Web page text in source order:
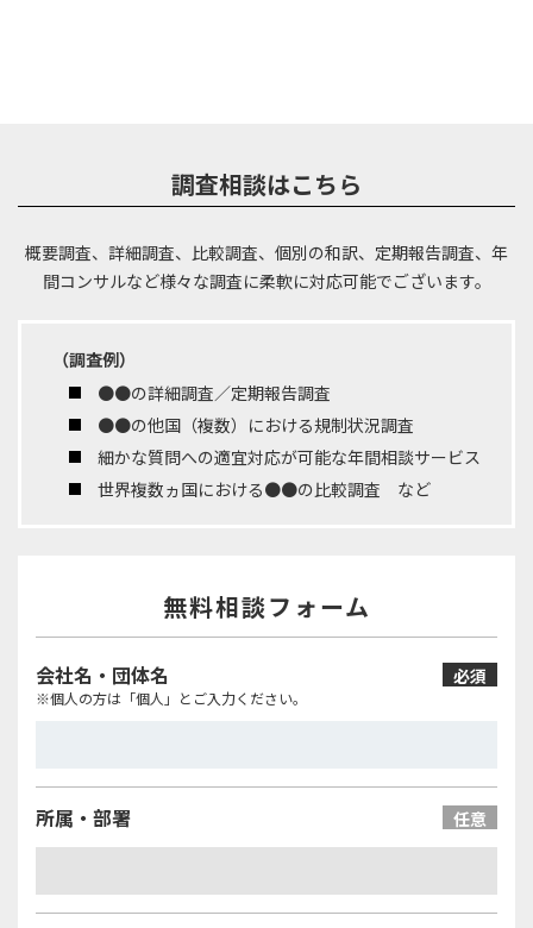
調査相談はこちら
概要調査、詳細調査、比較調査、個別の和訳、定期報告調査、年
間コンサルなど様々な調査に柔軟に対応可能でございます。
（調査例）
●●の詳細調査／定期報告調査
●●の他国（複数）における規制状況調査
細かな質問への適宜対応が可能な年間相談サービス
世界複数ヵ国における●●の比較調査 など
無料相談フォーム
会社名・団体名 必須
※個人の方は「個人」とご入力ください。
所属・部署 任意